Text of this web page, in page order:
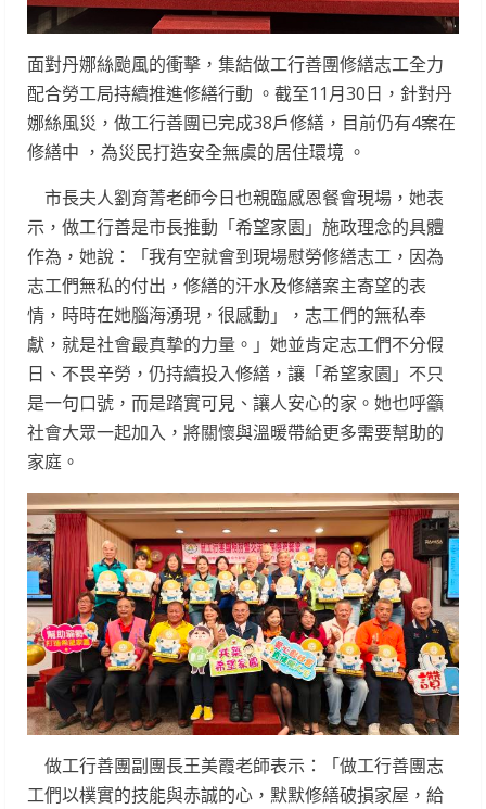
面對丹娜絲颱風的衝擊，集結做工行善團修繕志工全力
配合勞工局持續推進修繕行動 。截至11月30日，針對丹
娜絲風災，做工行善團已完成38戶修繕，目前仍有4案在
修繕中 ，為災民打造安全無虞的居住環境 。
市長夫人劉育菁老師今日也親臨感恩餐會現場，她表
示，做工行善是市長推動「希望家園」施政理念的具體
作為，她說：「我有空就會到現場慰勞修繕志工，因為
志工們無私的付出，修繕的汗水及修繕案主寄望的表
情，時時在她腦海湧現，很感動」，志工們的無私奉
獻，就是社會最真摯的力量。」她並肯定志工們不分假
日、不畏辛勞，仍持續投入修繕，讓「希望家園」不只
是一句口號，而是踏實可見、讓人安心的家。她也呼籲
社會大眾一起加入，將關懷與溫暖帶給更多需要幫助的
家庭。
做工行善團副團長王美霞老師表示：「做工行善團志
工們以樸實的技能與赤誠的心，默默修繕破損家屋，給